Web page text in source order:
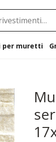
per muretti